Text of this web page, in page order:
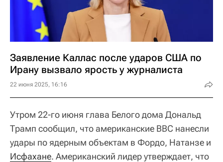
Заявление Каллас после ударов США по
Ирану вызвало ярость у журналиста
22 июня 2025, 16:16
Утром 22-го июня глава Белого дома Дональд
Трамп сообщил, что американские ВВС нанесли
удары по ядерным объектам в Фордо, Натанзе и
Исфахане. Американский лидер утверждает, что